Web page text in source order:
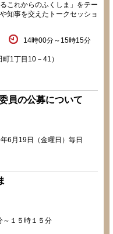
これからのふくしま」をテー
知事を交えたトークセッショ
14時00分～15時15分
1丁目10－41）
員の公募について
6月19日（金曜日）毎日
～１５時１５分